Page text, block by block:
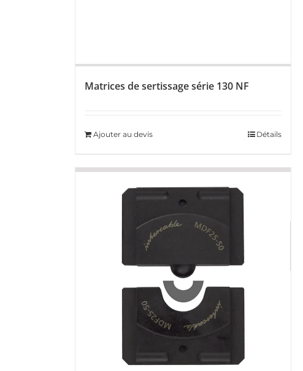
Matrices de sertissage série 130 NF
Ajouter au devis Détails